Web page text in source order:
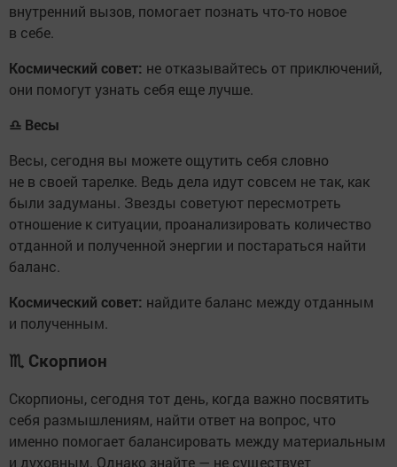
внутренний вызов, помогает познать что-то новое
в себе.
Космический совет: не отказывайтесь от приключений,
они помогут узнать себя еще лучше.
♎ Весы
Весы, сегодня вы можете ощутить себя словно
не в своей тарелке. Ведь дела идут совсем не так, как
были задуманы. Звезды советуют пересмотреть
отношение к ситуации, проанализировать количество
отданной и полученной энергии и постараться найти
баланс.
Космический совет: найдите баланс между отданным
и полученным.
♏ Скорпион
Скорпионы, сегодня тот день, когда важно посвятить
себя размышлениям, найти ответ на вопрос, что
именно помогает балансировать между материальным
и духовным. Однако знайте — не существует